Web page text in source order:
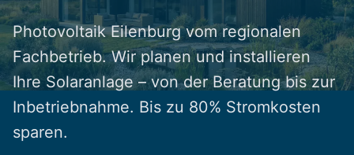
Photovoltaik Eilenburg vom regionalen
Fachbetrieb. Wir planen und installieren
Ihre Solaranlage – von der Beratung bis zur
Inbetriebnahme. Bis zu 80% Stromkosten
sparen.